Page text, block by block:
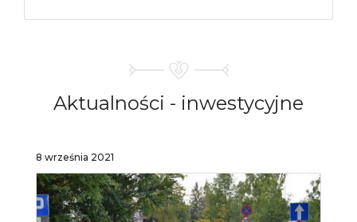
Aktualności - inwestycyjne
8 września 2021